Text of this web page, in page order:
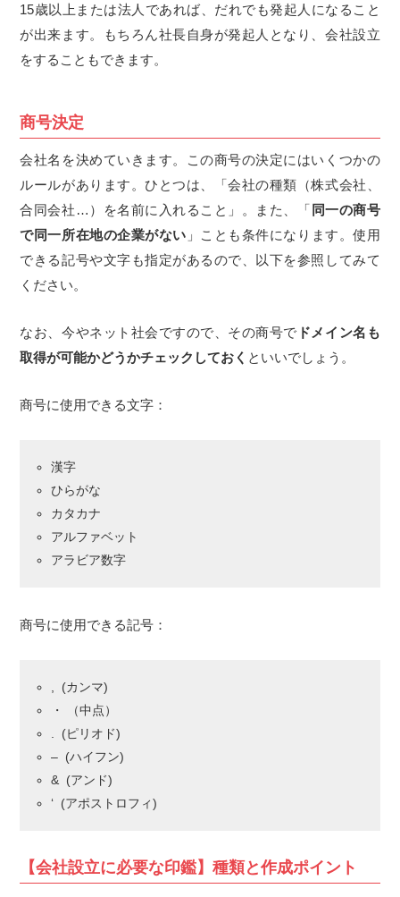
15歳以上または法人であれば、だれでも発起人になること
が出来ます。もちろん社長自身が発起人となり、会社設立
をすることもできます。
商号決定
会社名を決めていきます。この商号の決定にはいくつかの
ルールがあります。ひとつは、「会社の種類（株式会社、
合同会社…）を名前に入れること」。また、「 同一の商号
で同一所在地の企業がない 」ことも条件になります。使用
できる記号や文字も指定があるので、以下を参照してみて
ください。
なお、今やネット社会ですので、その商号で ドメイン名も
取得が可能かどうかチェックしておく といいでしょう。
商号に使用できる文字：
漢字
ひらがな
カタカナ
アルファベット
アラビア数字
商号に使用できる記号：
, (カンマ)
・ （中点）
. (ピリオド)
– (ハイフン)
& (アンド)
‘ (アポストロフィ)
【会社設立に必要な印鑑】種類と作成ポイント